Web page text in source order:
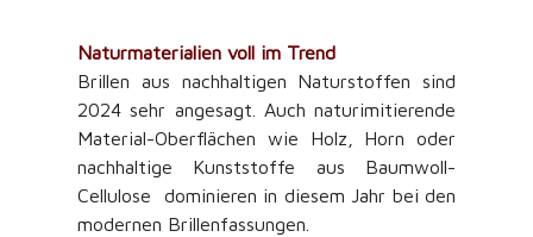
Naturmaterialien voll im Trend
Brillen aus nachhaltigen Naturstoffen sind
2024 sehr angesagt. Auch naturimitierende
Material-Oberflächen wie Holz, Horn oder
nachhaltige Kunststoffe aus Baumwoll-
Cellulose dominieren in diesem Jahr bei den
modernen Brillenfassungen.